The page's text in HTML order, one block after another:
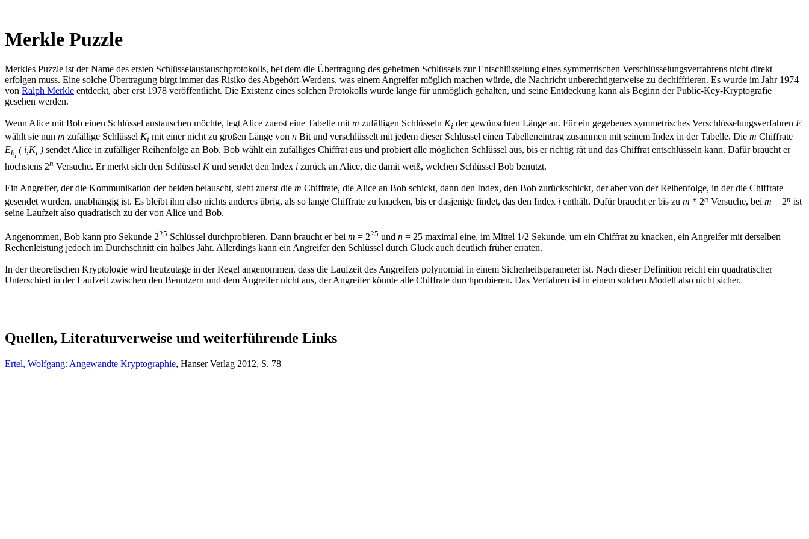
Merkle Puzzle
Merkles Puzzle ist der Name des ersten Schlüsselaustauschprotokolls, bei dem die Übertragung des geheimen Schlüssels zur Entschlüsselung eines symmetrischen Verschlüsselungsverfahrens nicht direkt
erfolgen muss. Eine solche Übertragung birgt immer das Risiko des Abgehört-Werdens, was einem Angreifer möglich machen würde, die Nachricht unberechtigterweise zu dechiffrieren. Es wurde im Jahr 1974
von Ralph Merkle entdeckt, aber erst 1978 veröffentlicht. Die Existenz eines solchen Protokolls wurde lange für unmöglich gehalten, und seine Entdeckung kann als Beginn der Public-Key-Kryptografie
gesehen werden.
Wenn Alice mit Bob einen Schlüssel austauschen möchte, legt Alice zuerst eine Tabelle mit m zufälligen Schlüsseln Ki der gewünschten Länge an. Für ein gegebenes symmetrisches Verschlüsselungsverfahren E
wählt sie nun m zufällige Schlüssel Ki mit einer nicht zu großen Länge von n Bit und verschlüsselt mit jedem dieser Schlüssel einen Tabelleneintrag zusammen mit seinem Index in der Tabelle. Die m Chiffrate
Eki
( i,Ki ) sendet Alice in zufälliger Reihenfolge an Bob. Bob wählt ein zufälliges Chiffrat aus und probiert alle möglichen Schlüssel aus, bis er richtig rät und das Chiffrat entschlüsseln kann. Dafür braucht er
höchstens 2n Versuche. Er merkt sich den Schlüssel Kund sendet den Index i zurück an Alice, die damit weiß, welchen Schlüssel Bob benutzt.
Ein Angreifer, der die Kommunikation der beiden belauscht, sieht zuerst die m Chiffrate, die Alice an Bob schickt, dann den Index, den Bob zurückschickt, der aber von der Reihenfolge, in der die Chiffrate
gesendet wurden, unabhängig ist. Es bleibt ihm also nichts anderes übrig, als so lange Chiffrate zu knacken, bis er dasjenige findet, das den Index i enthält. Dafür braucht er bis zu m * 2n Versuche, bei m = 2n ist
seine Laufzeit also quadratisch zu der von Alice und Bob.
Angenommen, Bob kann pro Sekunde 225 Schlüssel durchprobieren. Dann braucht er bei m = 225 und n = 25 maximal eine, im Mittel 1/2 Sekunde, um ein Chiffrat zu knacken, ein Angreifer mit derselben
Rechenleistung jedoch im Durchschnitt ein halbes Jahr. Allerdings kann ein Angreifer den Schlüssel durch Glück auch deutlich früher erraten.
In der theoretischen Kryptologie wird heutzutage in der Regel angenommen, dass die Laufzeit des Angreifers polynomial in einem Sicherheitsparameter ist. Nach dieser Definition reicht ein quadratischer
Unterschied in der Laufzeit zwischen den Benutzern und dem Angreifer nicht aus, der Angreifer könnte alle Chiffrate durchprobieren. Das Verfahren ist in einem solchen Modell also nicht sicher.
Quellen, Literaturverweise und weiterführende Links
Ertel, Wolfgang: Angewandte Kryptographie, Hanser Verlag 2012, S. 78